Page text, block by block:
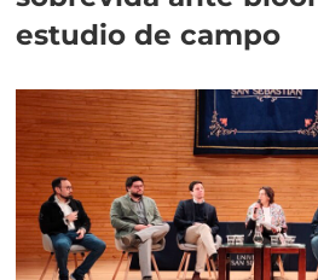
estudio de campo